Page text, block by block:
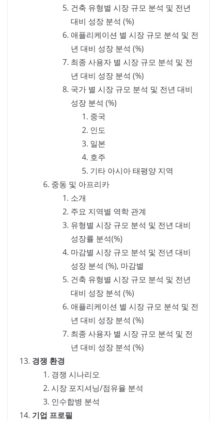
건축 유형별 시장 규모 분석 및 전년
대비 성장 분석 (%)
애플리케이션 별 시장 규모 분석 및 전
년 대비 성장 분석 (%)
최종 사용자 별 시장 규모 분석 및 전
년 대비 성장 분석 (%)
국가 별 시장 규모 분석 및 전년 대비
성장 분석 (%)
중국
인도
일본
호주
기타 아시아 태평양 지역
중동 및 아프리카
소개
주요 지역별 역학 관계
유형별 시장 규모 분석 및 전년 대비
성장률 분석(%)
마감별 시장 규모 분석 및 전년 대비
성장 분석 (%), 마감별
건축 유형별 시장 규모 분석 및 전년
대비 성장 분석 (%)
애플리케이션 별 시장 규모 분석 및 전
년 대비 성장 분석 (%)
최종 사용자 별 시장 규모 분석 및 전
년 대비 성장 분석 (%)
경쟁 환경
경쟁 시나리오
시장 포지셔닝/점유율 분석
인수합병 분석
기업 프로필